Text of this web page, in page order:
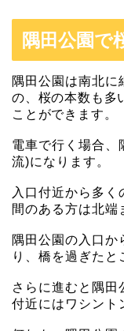
隅田公園で
隅田公園は南北に
の、桜の本数も多
ことができます。
電車で行く場合、
流)になります。
入口付近から多
間のある方は北端
隅田公園の入口か
り、橋を過ぎたと
さらに進むと隅田
付近にはワシント